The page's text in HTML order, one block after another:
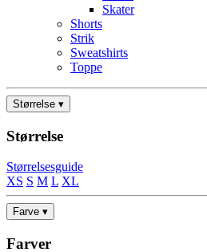
Skater
Shorts
Strik
Sweatshirts
Toppe
Størrelse ▾
Størrelse
Størrelsesguide
XS S M L XL
Farve ▾
Farver